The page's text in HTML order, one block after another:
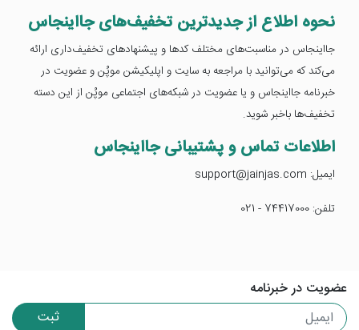
نحوه اطلاع از جدیدترین تخفیف‌های جااینجاس
جااینجاس در مناسبت‌های مختلف کدها و پیشنهاد‌های تخفیف‌داری ارائه
می‌کند که می‌توانید با مراجعه به سایت و اپلیکیشن موپُن و عضویت در
خبرنامه جااینجاس و یا عضویت در شبکه‌های اجتماعی موپُن از این دسته
تخفیف‌ها باخبر شوید.
اطلاعات تماس و پشتیبانی جااینجاس
ایمیل: support@jainjas.com
تلفن: 74417000 - 021
عضویت در خبرنامه
ثبت